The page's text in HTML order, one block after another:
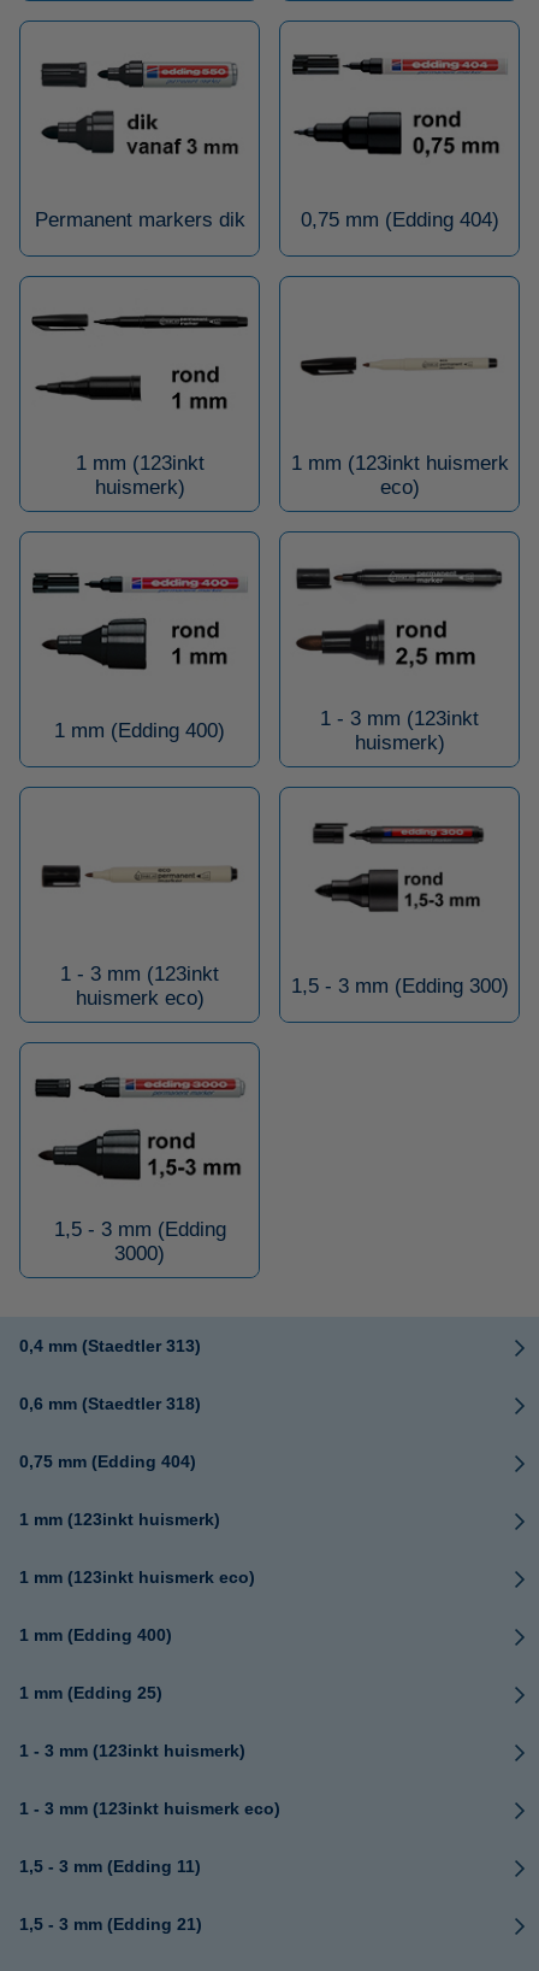
Permanent markers dik 0,75 mm (Edding 404)
1 mm (123inkt
huismerk)
1 mm (123inkt huismerk
eco)
1 mm (Edding 400)
1 - 3 mm (123inkt
huismerk)
1 - 3 mm (123inkt
huismerk eco)
1,5 - 3 mm (Edding 300)
1,5 - 3 mm (Edding
3000)
0,4 mm (Staedtler 313)
0,6 mm (Staedtler 318)
0,75 mm (Edding 404)
1 mm (123inkt huismerk)
1 mm (123inkt huismerk eco)
1 mm (Edding 400)
1 mm (Edding 25)
1 - 3 mm (123inkt huismerk)
1 - 3 mm (123inkt huismerk eco)
1,5 - 3 mm (Edding 11)
1,5 - 3 mm (Edding 21)